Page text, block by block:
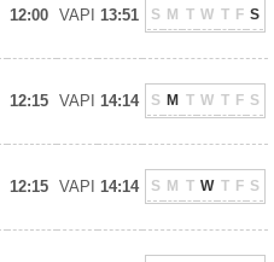
12:00 VAPI 13:51 S M T W T F S
12:15 VAPI 14:14 S M T W T F S
12:15 VAPI 14:14 S M T W T F S